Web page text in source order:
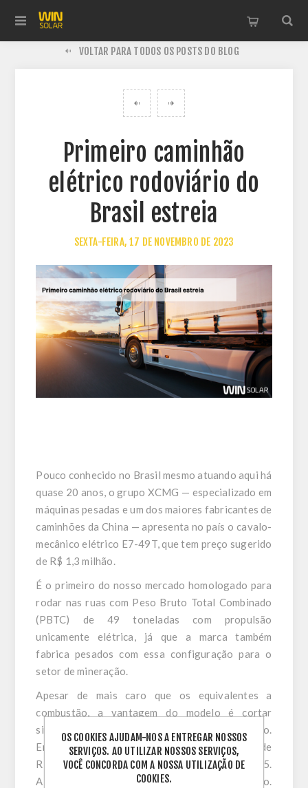
VOLTAR PARA TODOS OS POSTS DO BLOG
Primeiro caminhão
elétrico rodoviário do
Brasil estreia
SEXTA-FEIRA, 17 DE NOVEMBRO DE 2023
Pouco conhecido no Brasil mesmo atuando aqui há
quase 20 anos, o grupo XCMG — especializado em
máquinas pesadas e um dos maiores fabricantes de
caminhões da China — apresenta no país o cavalo-
mecânico elétrico E7-49T, que tem preço sugerido
de R$ 1,3 milhão.
É o primeiro do nosso mercado homologado para
rodar nas ruas com Peso Bruto Total Combinado
(PBTC) de 49 toneladas com propulsão
unicamente elétrica, já que a marca também
fabrica pesados com essa configuração para o
setor de mineração.
Apesar de mais caro que os equivalentes a
combustão, a vantagem do modelo é cortar
significativamente o custo do quilômetro rodado.
Enquanto um caminhão a diesel precisa de cerca de
R$ 3,60 por km, o E7-49T gasta somente R$ 0,75.
A meta da empresa é vender 800 unidades por ano.
OS COOKIES AJUDAM-NOS A ENTREGAR NOSSOS
SERVIÇOS. AO UTILIZAR NOSSOS SERVIÇOS,
VOCÊ CONCORDA COM A NOSSA UTILIZAÇÃO DE
COOKIES.